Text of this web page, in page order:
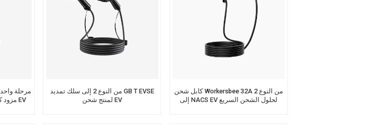
مزود كابل شحن تمديد من النوع 2 EV
من النوع 2 إلى سلك تمديد GB T EVSE
لمنتج شحن EV
كابل شحن Workersbee 32A من النوع 2
إلى NACS EV لحلول الشحن السريع